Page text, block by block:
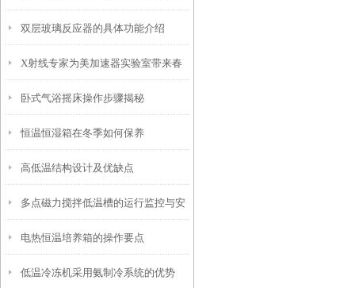
物生长的地位
双层玻璃反应器的具体功能介绍
X射线专家为美加速器实验室带来春
风
卧式气浴摇床操作步骤揭秘
恒温恒湿箱在冬季如何保养
高低温结构设计及优缺点
多点磁力搅拌低温槽的运行监控与安
全
电热恒温培养箱的操作要点
低温冷冻机采用氨制冷系统的优势